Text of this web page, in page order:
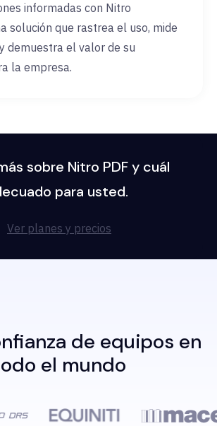
informadas con Nitro
solución que rastrea el uso, mide
demuestra el valor de su
la empresa.
sobre Nitro PDF y cuál
para usted.
Ver planes y precios
de equipos en
el mundo